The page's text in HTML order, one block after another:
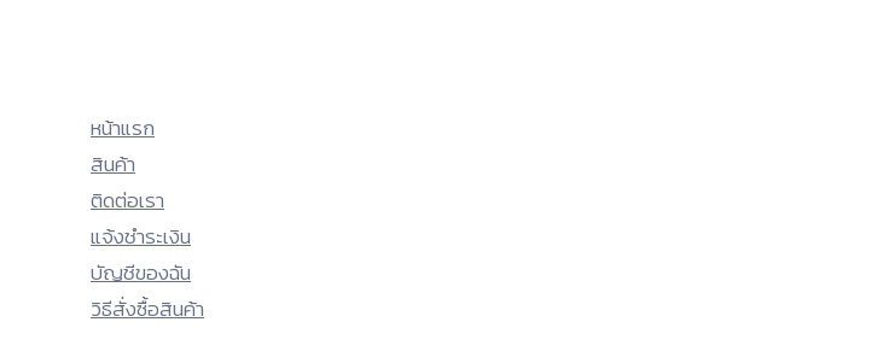
หน้าแรก
สินค้า
ติดต่อเรา
แจ้งชำระเงิน
บัญชีของฉัน
วิธีสั่งซื้อสินค้า